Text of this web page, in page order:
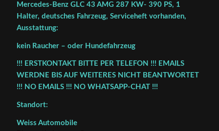
Mercedes-Benz GLC 43 AMG 287 KW- 390 PS, 1
Halter, deutsches Fahrzeug, Serviceheft vorhanden,
Ausstattung:
kein Raucher – oder Hundefahrzeug
!!! ERSTKONTAKT BITTE PER TELEFON !!! EMAILS
WERDNE BIS AUF WEITERES NICHT BEANTWORTET
!!! NO EMAILS !!! NO WHATSAPP-CHAT !!!
Standort:
Weiss Automobile